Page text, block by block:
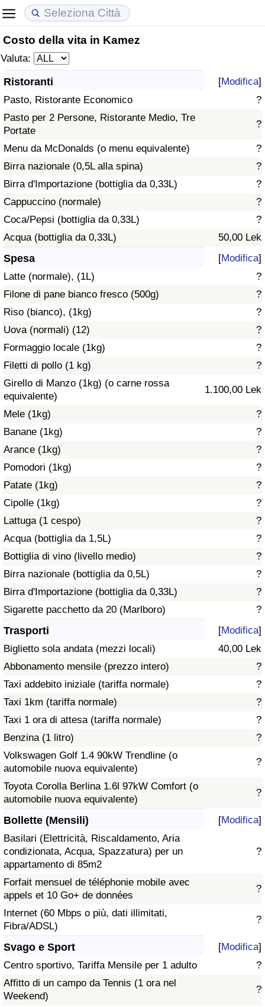
Costo della vita in Kamez
Valuta:
Ristoranti [Modifica]
Pasto, Ristorante Economico
?
Pasto per 2 Persone, Ristorante Medio, Tre
Portate
?
Menu da McDonalds (o menu equivalente)
?
Birra nazionale (0,5L alla spina)
?
Birra d'Importazione (bottiglia da 0,33L)
?
Cappuccino (normale)
?
Coca/Pepsi (bottiglia da 0,33L)
?
Acqua (bottiglia da 0,33L)
50,00 Lek
Spesa [Modifica]
Latte (normale), (1L)
?
Filone di pane bianco fresco (500g)
?
Riso (bianco), (1kg)
?
Uova (normali) (12)
?
Formaggio locale (1kg)
?
Filetti di pollo (1 kg)
?
Girello di Manzo (1kg) (o carne rossa
equivalente)
1.100,00 Lek
Mele (1kg)
?
Banane (1kg)
?
Arance (1kg)
?
Pomodori (1kg)
?
Patate (1kg)
?
Cipolle (1kg)
?
Lattuga (1 cespo)
?
Acqua (bottiglia da 1,5L)
?
Bottiglia di vino (livello medio)
?
Birra nazionale (bottiglia da 0,5L)
?
Birra d'Importazione (bottiglia da 0,33L)
?
Sigarette pacchetto da 20 (Marlboro)
?
Trasporti [Modifica]
Biglietto sola andata (mezzi locali)
40,00 Lek
Abbonamento mensile (prezzo intero)
?
Taxi addebito iniziale (tariffa normale)
?
Taxi 1km (tariffa normale)
?
Taxi 1 ora di attesa (tariffa normale)
?
Benzina (1 litro)
?
Volkswagen Golf 1.4 90kW Trendline (o
automobile nuova equivalente)
?
Toyota Corolla Berlina 1.6l 97kW Comfort (o
automobile nuova equivalente)
?
Bollette (Mensili) [Modifica]
Basilari (Elettricità, Riscaldamento, Aria
condizionata, Acqua, Spazzatura) per un
appartamento di 85m2
?
Forfait mensuel de téléphonie mobile avec
appels et 10 Go+ de données
?
Internet (60 Mbps o più, dati illimitati,
Fibra/ADSL)
?
Svago e Sport [Modifica]
Centro sportivo, Tariffa Mensile per 1 adulto
?
Affitto di un campo da Tennis (1 ora nel
Weekend)
?
Costo della vita
Indice Del Costo Della Vita (corrente)
Indice Del Costo Della Vita
Indice del Costo della Vita per Nazione
ad Aqaba
Prezzi degli immobili
Indice del Prezzo delle Case (Corrente)
Indice del Prezzo delle Case
Indice del Prezzo delle Case per Nazione
Qualità della Vita
Indice della Qualità della Vita
Indice della Qualità della Vita (Corrente)
Indice della qualità della vita per Paese
Criminalità
Indice del Tasso di Criminalità (Corrente)
Indice della Criminalità
Indice di criminalità per paese
Indice dell’Assistenza Sanitaria (Corrente)
Indice dell’Assistenza Sanitaria
Indice dell’Assistenza Sanitaria per
Nazione
Inquinamento
Indice dell’Inquinamento (Corrente)
Indice di inquinamento
Indice dell’Inquinamento per Nazione
Traffico
Indice del Traffico
Indice del traffico (Corrente)
Indice del traffico per Nazione